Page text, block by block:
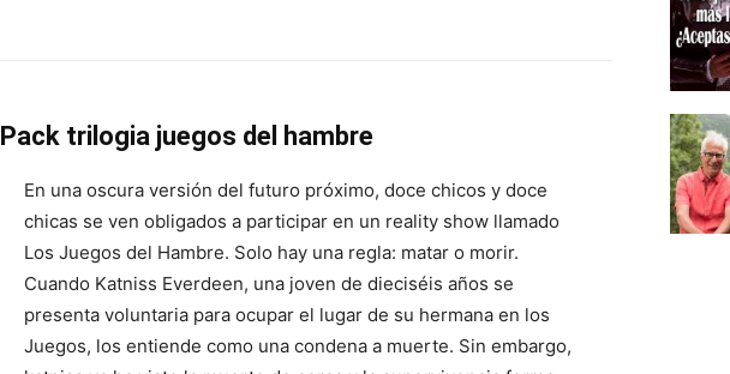
Pack trilogia juegos del hambre
En una oscura versión del futuro próximo, doce chicos y doce
chicas se ven obligados a participar en un reality show llamado
Los Juegos del Hambre. Solo hay una regla: matar o morir.
Cuando Katniss Everdeen, una joven de dieciséis años se
presenta voluntaria para ocupar el lugar de su hermana en los
Juegos, los entiende como una condena a muerte. Sin embargo,